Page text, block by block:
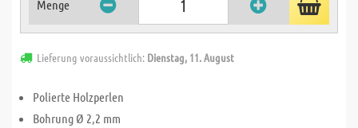
Menge
Lieferung voraussichtlich: Dienstag, 11. August
Polierte Holzperlen
Bohrung Ø 2,2 mm